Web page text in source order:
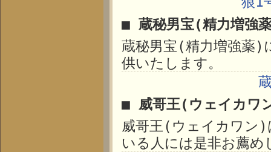
■ 蔵秘男宝(精力増強
蔵秘男宝(精力増強薬)
供いたします。
■ 威哥王(ウェイカワ
威哥王(ウェイカワン)
いる人には是非お薦め